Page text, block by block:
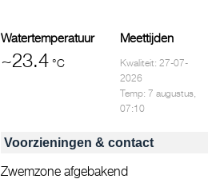
Watertemperatuur
~23.4 °C
Meettijden
Kwaliteit: 27-07-
2026
Temp: 7 augustus,
07:10
Voorzieningen & contact
Zwemzone afgebakend